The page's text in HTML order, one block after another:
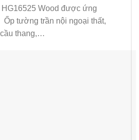
HG16525 Wood được ứng
Ốp tường trần nội ngoại thất,
thang,…